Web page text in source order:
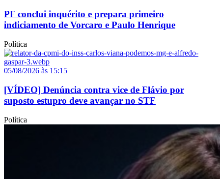
PF conclui inquérito e prepara primeiro
indiciamento de Vorcaro e Paulo Henrique
Política
05/08/2026 às 15:15
[VÍDEO] Denúncia contra vice de Flávio por
suposto estupro deve avançar no STF
Política